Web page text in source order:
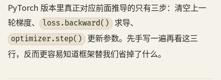
PyTorch 版本里真正对应前面推导的只有三步：清空上一
轮梯度、
loss.backward() 求导、
optimizer.step() 更新参数。先手写一遍再看这三
行，反而更容易知道框架替我们省掉了什么。